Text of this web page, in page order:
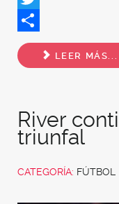
Twitter
Share
LEER MÁS...
River
triunfal
CATEGORÍA: FÚTBOL